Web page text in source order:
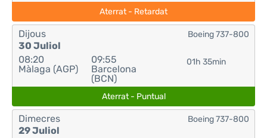
Aterrat - Retardat
Dijous
30 Juliol
08:20
Màlaga (AGP)
09:55
Barcelona
(BCN)
01h 35min
Boeing 737-800
Aterrat - Puntual
Dimecres
29 Juliol
Boeing 737-800